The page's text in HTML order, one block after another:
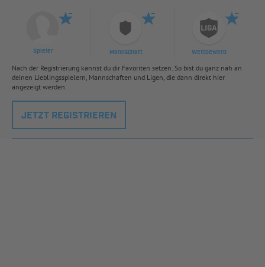
Spieler Mannschaft Wettbewerb
Nach der Registrierung kannst du dir Favoriten setzen. So bist du ganz nah an
deinen Lieblingsspielern, Mannschaften und Ligen, die dann direkt hier
angezeigt werden.
JETZT REGISTRIEREN